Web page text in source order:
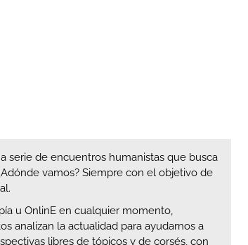
serie de encuentros humanistas que busca
vamos? Siempre con el objetivo de
u OnlinE en cualquier momento,
analizan la actualidad para ayudarnos a
libres de tópicos y de corsés, con